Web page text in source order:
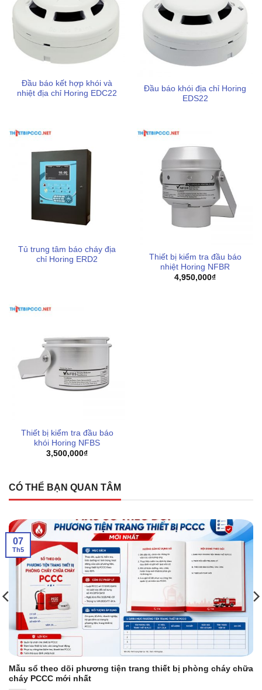
DCP-SOM-AI Module đầu ra có cách li cho chuông báo
cháy
Đầu báo kết hợp khói và
nhiệt địa chỉ Horing EDC22
Đầu báo khói địa chỉ Horing
EDS22
Tủ trung tâm báo cháy địa
chỉ Horing ERD2
Thiết bị kiểm tra đầu báo
nhiệt Horing NFBR
4,950,000₫
Thiết bị kiểm tra đầu báo
khói Horing NFBS
3,500,000₫
CÓ THỂ BẠN QUAN TÂM
Mẫu sổ theo dõi phương tiện trang thiết bị phòng cháy chữa
cháy PCCC mới nhất
07
Th5